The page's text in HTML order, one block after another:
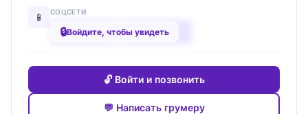
📱 СОЦСЕТИ
████████ ████████
🔒Войдите, чтобы увидеть
🔓 Войти и позвонить
💬 Написать грумеру